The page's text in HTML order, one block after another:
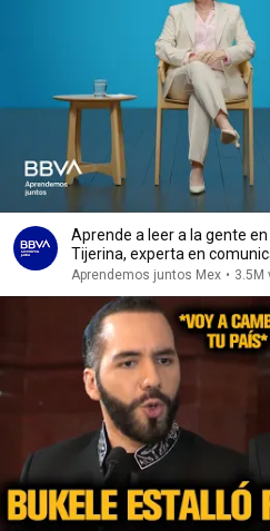
Aprende a leer a la gente
Tijerina, experta en
Aprendemos juntos Mex • 3.5M